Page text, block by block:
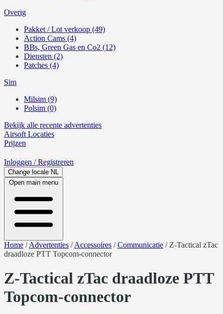
Overig
Pakket / Lot verkoop (49)
Action Cams (4)
BBs, Green Gas en Co2 (12)
Diensten (2)
Patches (4)
Sim
Milsim (9)
Polsim (0)
Bekijk alle recente advertenties
Airsoft Locaties
Prijzen
Inloggen / Registreren
Change locale NL
Open main menu
Home /Advertenties /Accessoires /Communicatie / Z-Tactical zTac
draadloze PTT Topcom-connector
Z-Tactical zTac draadloze PTT
Topcom-connector